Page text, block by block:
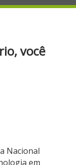
você
Nacional
em